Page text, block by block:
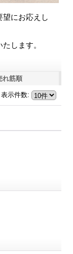
にお応えし
します。
れ筋順
表示件数: